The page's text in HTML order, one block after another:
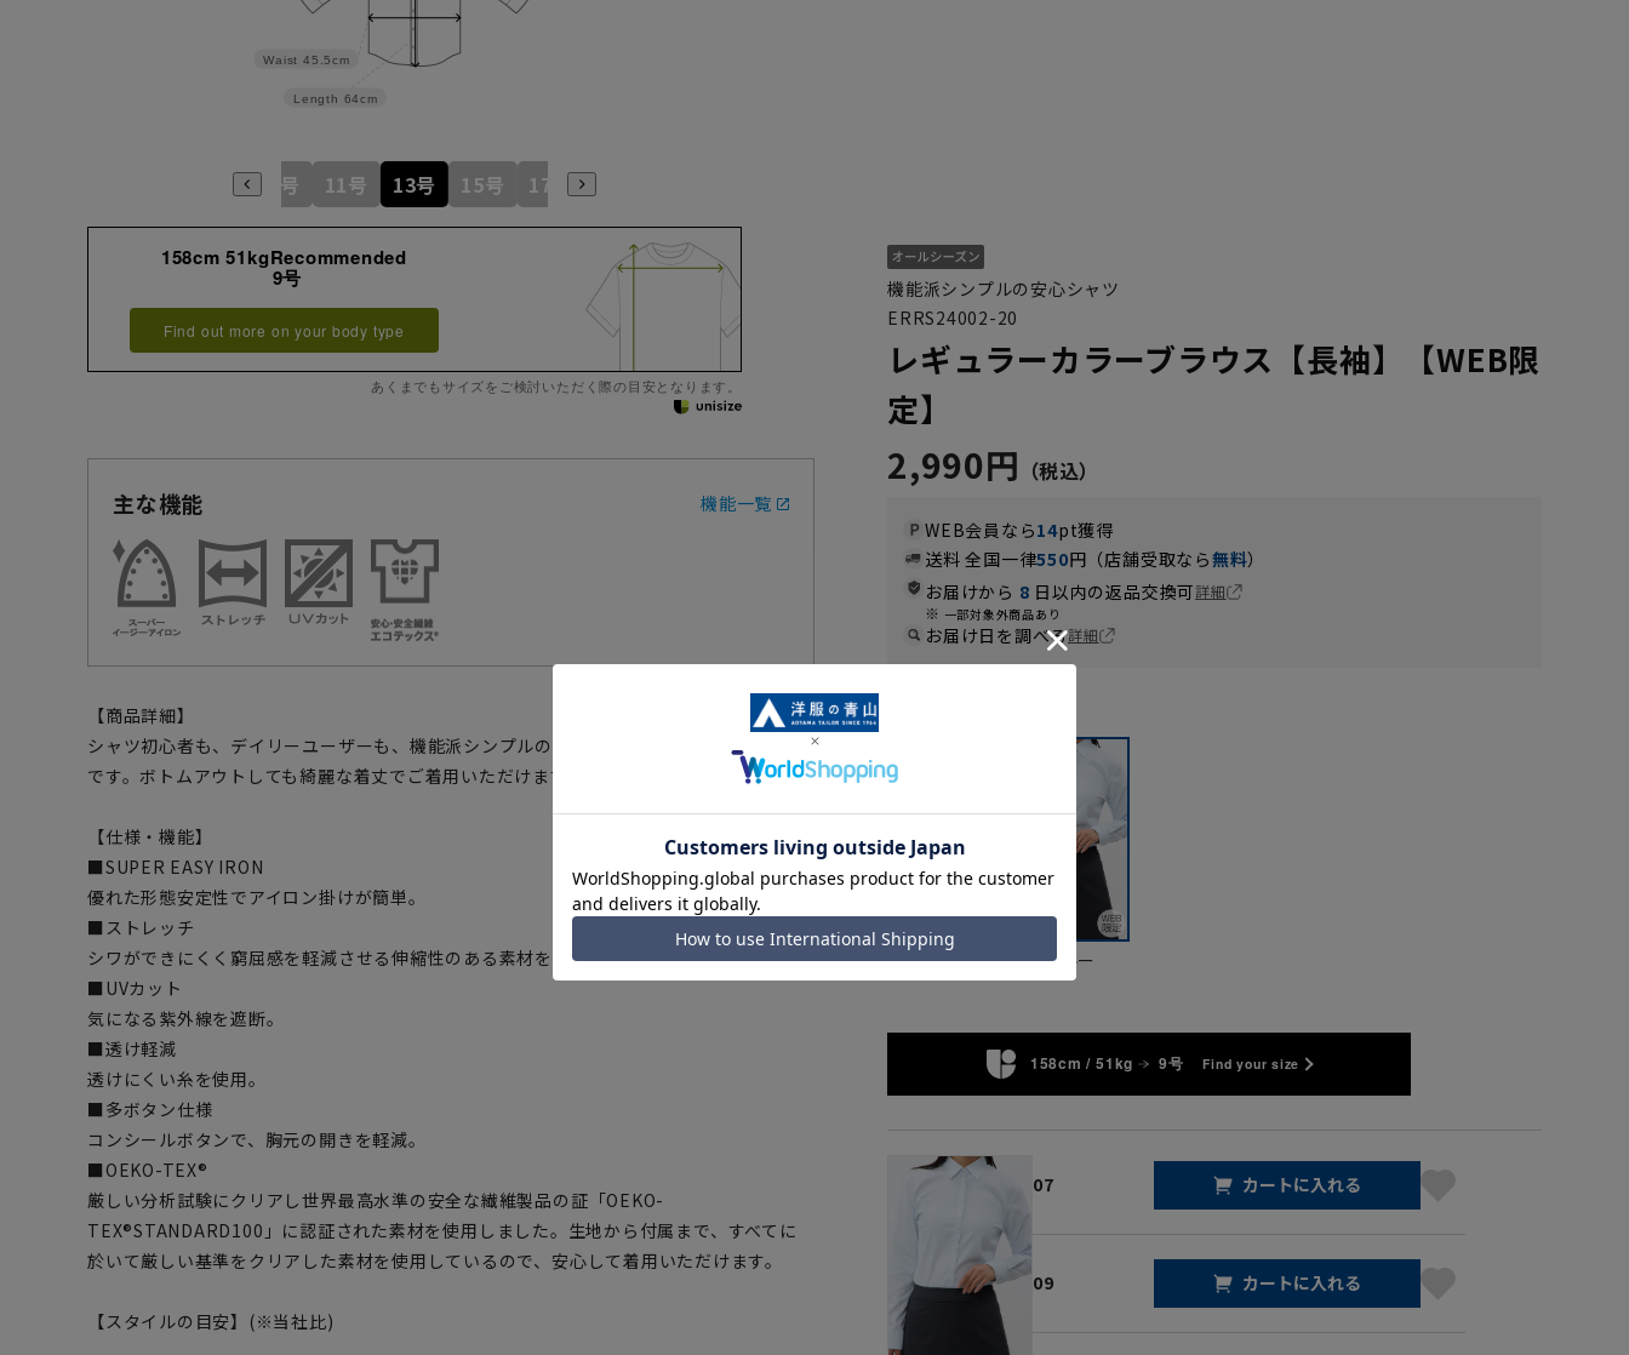
Length 64cm
Waist 45.5cm
7号 9号 11号 13号 15号 17号
158cm 51kgRecommended
9号
Find out more on your body type
あくまでもサイズをご検討いただく際の目安となります。
主な機能 機能一覧
【商品詳細】
シャツ初心者も、デイリーユーザーも、機能派シンプルの安心レギュラーカラーブラウス
です。ボトムアウトしても綺麗な着丈でご着用いただけます。
【仕様・機能】
■SUPER EASY IRON
優れた形態安定性でアイロン掛けが簡単。
■ストレッチ
シワができにくく窮屈感を軽減させる伸縮性のある素材を使用。
■UVカット
気になる紫外線を遮断。
■透け軽減
透けにくい糸を使用。
■多ボタン仕様
コンシールボタンで、胸元の開きを軽減。
■OEKO-TEX®
厳しい分析試験にクリアし世界最高水準の安全な繊維製品の証「OEKO-
TEX®STANDARD100」に認証された素材を使用しました。生地から付属まで、すべてに
於いて厳しい基準をクリアした素材を使用しているので、安心して着用いただけます。
【スタイルの目安】(※当社比)
機能派シンプルの安心シャツ
ERRS24002-20
レギュラーカラーブラウス【長袖】【WEB限
定】
2,990円
WEB会員なら14pt獲得
送料 全国一律550円（店舗受取なら無料）
お届けから 8 日以内の返品交換可詳細
一部対象外商品あり
お届け日を調べる詳細
ピンク ブルー
158cm / 51kg 9号 Find your size
07 カートに入れる
09 カートに入れる